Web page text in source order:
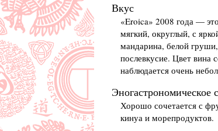
Вкус
«Eroica» 2008 года —
мягкий, округлый, с
мандарина, белой
послевкусие. Цвет вина
наблюдается очень
Эногастрономическое
Хорошо сочетается с
кинуа и морепродуктов.